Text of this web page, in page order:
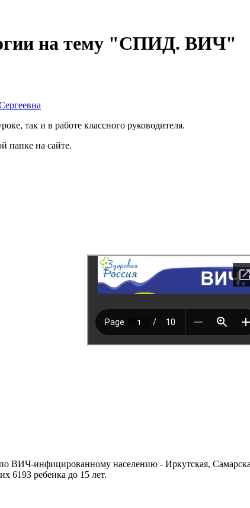
на тему "СПИД. ВИЧ"
так и в работе классного руководителя.
папке на сайте.
инфицированному населению - Иркутская,
6193 ребенка до 15 лет.